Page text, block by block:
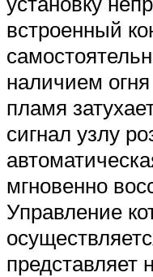
встроенный
наличием
пламя
сигнал узлу
мгновенно
Управление
представляет